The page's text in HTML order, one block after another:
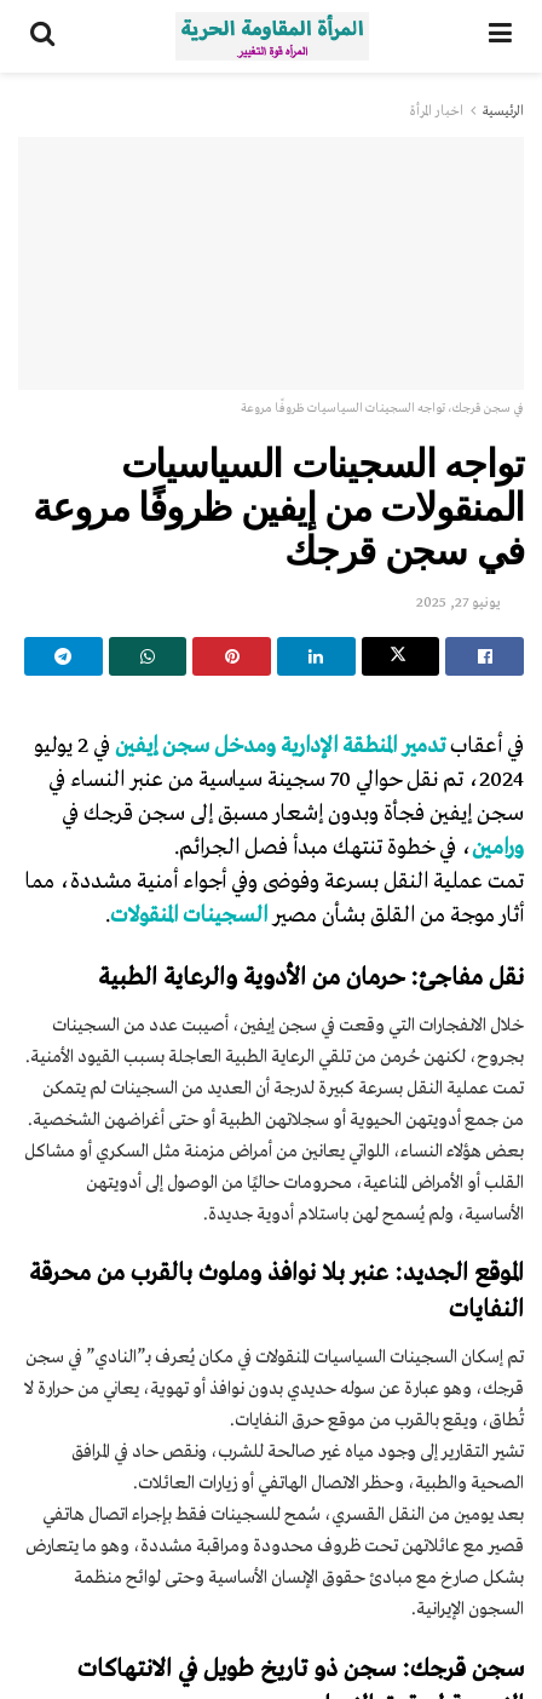
الرئيسية اخبار المرأة
في سجن قرجك، تواجه السجينات السياسيات ظروفًا مروعة
تواجه السجينات السياسيات
المنقولات من إيفين ظروفًا مروعة
في سجن قرجك
يونيو 27, 2025
في أعقابتدمير المنطقة الإدارية ومدخل سجن إيفين
في 2 يوليو
2024، تم نقل حوالي 70 سجينة سياسية من عنبر النساء في
سجن إيفين فجأة وبدون إشعار مسبق إلى سجن قرجك في
ورامين، في خطوة تنتهك مبدأ فصل الجرائم.
تمت عملية النقل بسرعة وفوضى وفي أجواء أمنية مشددة، مما
أثار موجة من القلق بشأن مصيرالسجينات المنقولات.
نقل مفاجئ: حرمان من الأدوية والرعاية الطبية
خلال الانفجارات التي وقعت في سجن إيفين، أصيبت عدد من السجينات
بجروح، لكنهن حُرمن من تلقي الرعاية الطبية العاجلة بسبب القيود الأمنية.
تمت عملية النقل بسرعة كبيرة لدرجة أن العديد من السجينات لم يتمكن
من جمع أدويتهن الحيوية أو سجلاتهن الطبية أو حتى أغراضهن الشخصية.
بعض هؤلاء النساء، اللواتي يعانين من أمراض مزمنة مثل السكري أو مشاكل
القلب أو الأمراض المناعية، محرومات حاليًا من الوصول إلى أدويتهن
الأساسية، ولم يُسمح لهن باستلام أدوية جديدة.
الموقع الجديد: عنبر بلا نوافذ وملوث بالقرب من محرقة
النفايات
تم إسكان السجينات السياسيات المنقولات في مكان يُعرف بـ”النادي” في سجن
قرجك، وهو عبارة عن سوله حديدي بدون نوافذ أو تهوية، يعاني من حرارة لا
تُطاق، ويقع بالقرب من موقع حرق النفايات.
تشير التقارير إلى وجود مياه غير صالحة للشرب، ونقص حاد في المرافق
الصحية والطبية، وحظر الاتصال الهاتفي أو زيارات العائلات.
بعد يومين من النقل القسري، سُمح للسجينات فقط بإجراء اتصال هاتفي
قصير مع عائلاتهن تحت ظروف محدودة ومراقبة مشددة، وهو ما يتعارض
بشكل صارخ مع مبادئ حقوق الإنسان الأساسية وحتى لوائح منظمة
السجون الإيرانية.
سجن قرجك: سجن ذو تاريخ طويل في الانتهاكات